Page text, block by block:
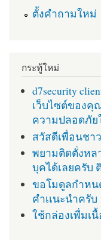
ตั้งคำถามใหม่
กระทู้ใหม่
d7security
เว็บไซต์ของคุ
ความปลอดภัย
สวัสดีเพื่อนชา
พยามติดตั่งหลา
บุคได้เลยครับ
ขอโมดูลกำหน
คำเเนะนำครับ
ใช้กล่องเพื่มเ